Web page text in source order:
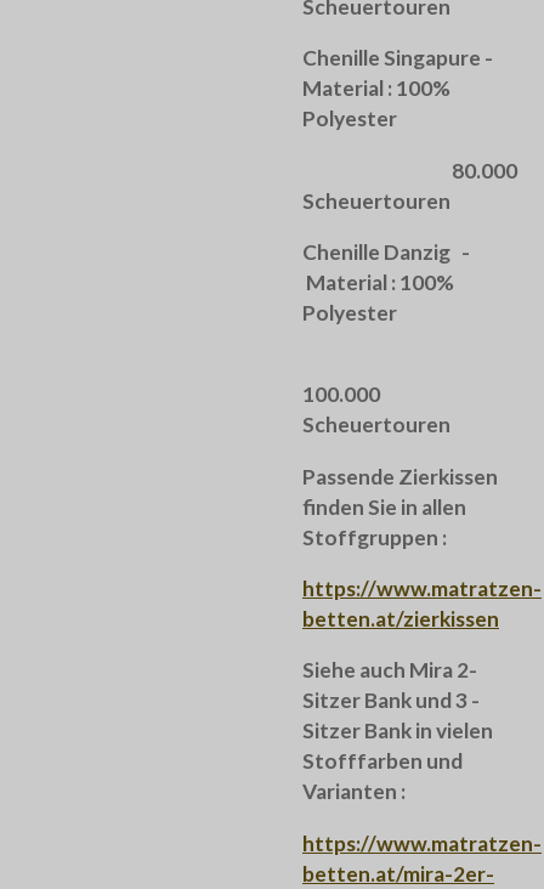
Scheuertouren
Chenille Singapure -
Material : 100%
Polyester
80.000
Scheuertouren
Chenille Danzig -
Material : 100%
Polyester
100.000
Scheuertouren
Passende Zierkissen
finden Sie in allen
Stoffgruppen :
https://www.matratzen-
betten.at/zierkissen
Siehe auch Mira 2-
Sitzer Bank und 3 -
Sitzer Bank in vielen
Stofffarben und
Varianten :
https://www.matratzen-
betten.at/mira-2er-